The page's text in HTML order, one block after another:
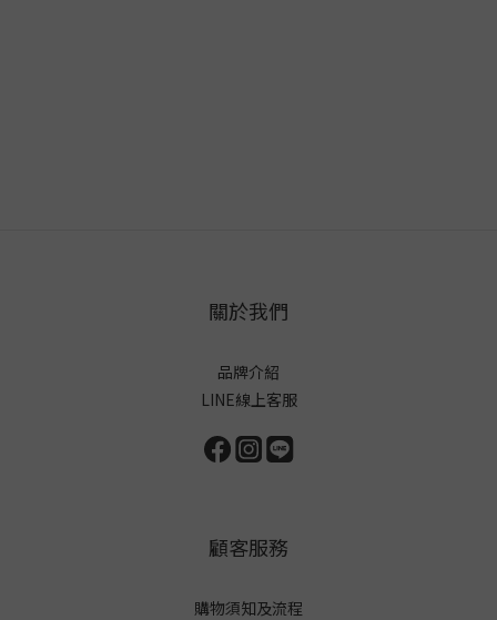
關於我們
品牌介紹
LINE線上客服
顧客服務
購物須知及流程